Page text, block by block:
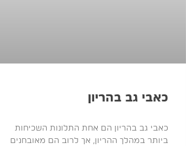
כאבי גב בהריון
כאבי גב בהריון הם אחת התלונות השכיחות
ביותר במהלך ההריון, אך לרוב הם מאובחנים